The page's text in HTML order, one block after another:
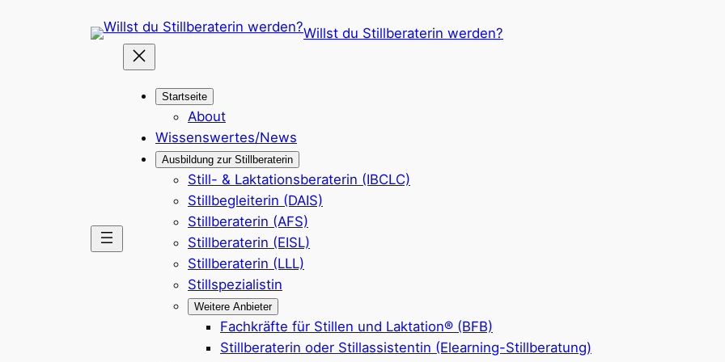
Willst du Stillberaterin werden?
Startseite
About
Wissenswertes/News
Ausbildung zur Stillberaterin
Still- & Laktationsberaterin (IBCLC)
Stillbegleiterin (DAIS)
Stillberaterin (AFS)
Stillberaterin (EISL)
Stillberaterin (LLL)
Stillspezialistin
Weitere Anbieter
Fachkräfte für Stillen und Laktation® (BFB)
Stillberaterin oder Stillassistentin (Elearning-Stillberatung)